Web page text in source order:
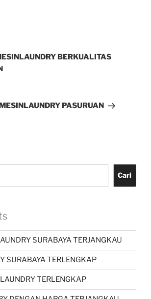
BERKUALITAS
PASURUAN
Cari
SURABAYA TERJANGKAU
SURABAYA TERLENGKAP
TERLENGKAP